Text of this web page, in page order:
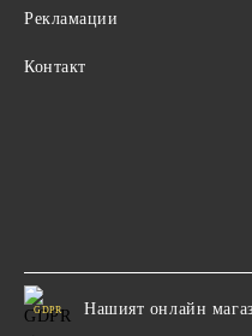
Рекламации
Контакт
GDPR Нашият онлайн